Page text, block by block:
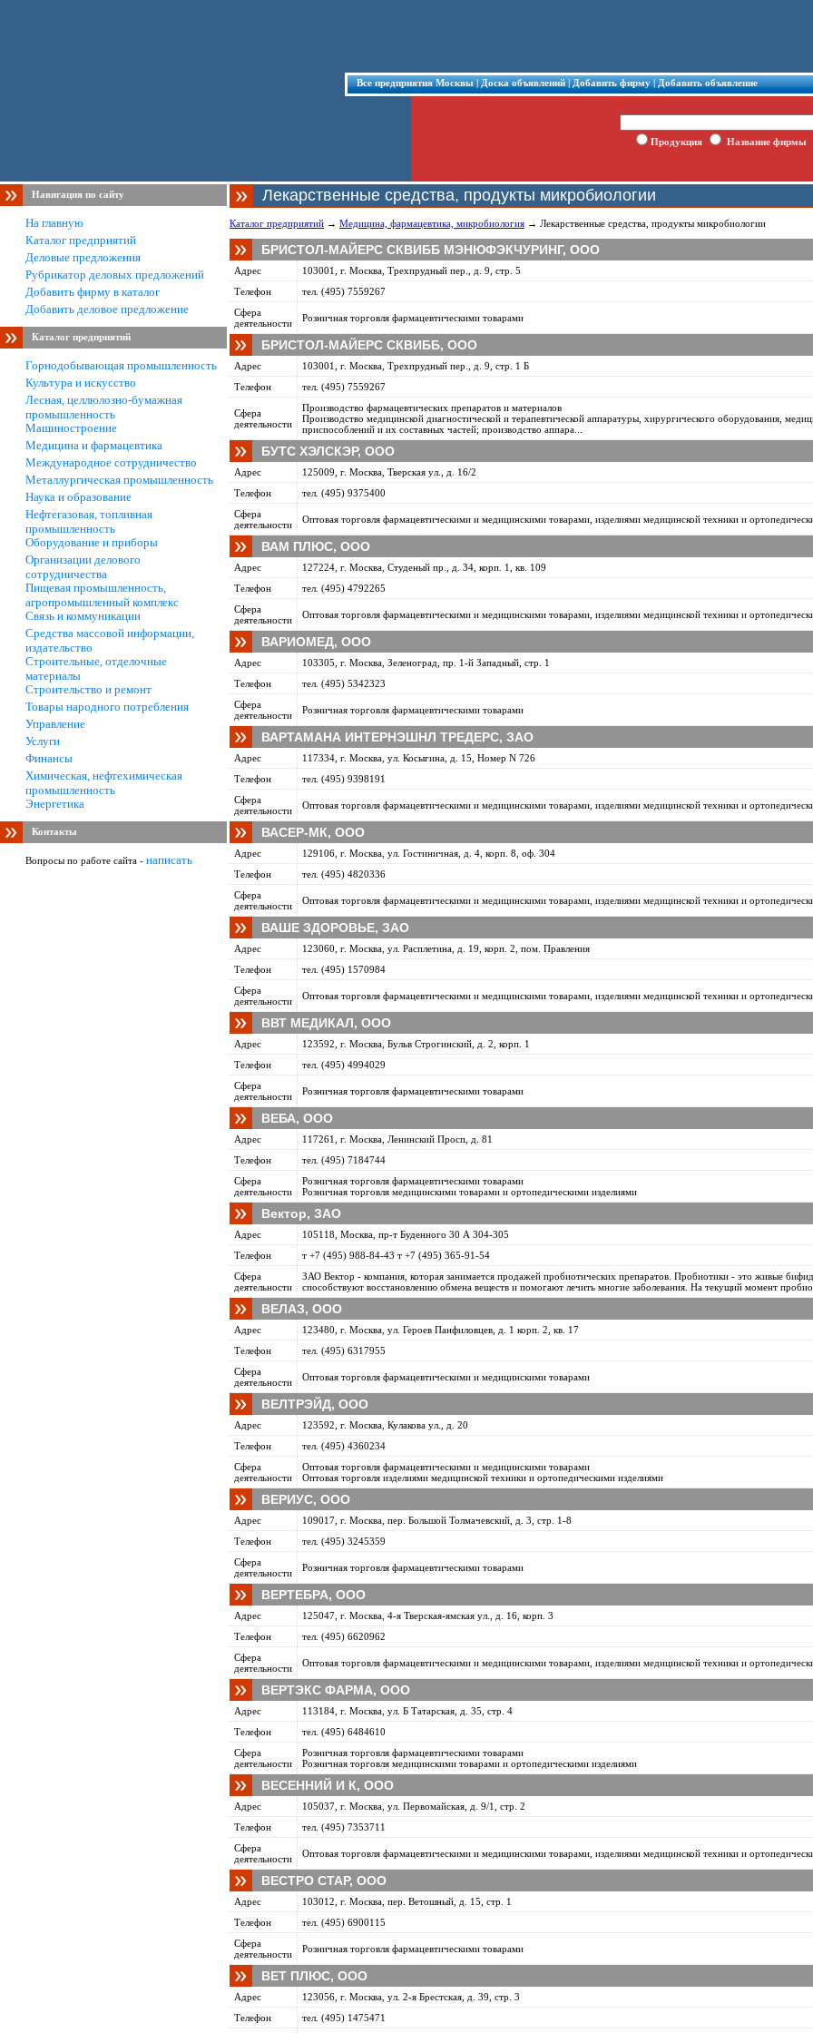
Все предприятия Москвы|Доска объявлений|Добавить фирму|Добавить объявление
Продукция Название фирмы
Навигация по сайту
На главную
Каталог предприятий
Деловые предложения
Рубрикатор деловых предложений
Добавить фирму в каталог
Добавить деловое предложение
Каталог предприятий
Горнодобывающая промышленность
Культура и искусство
Лесная, целлюлозно-бумажная
промышленность
Машиностроение
Медицина и фармацевтика
Международное сотрудничество
Металлургическая промышленность
Наука и образование
Нефтегазовая, топливная
промышленность
Оборудование и приборы
Организации делового
сотрудничества
Пищевая промышленность,
агропромышленный комплекс
Связь и коммуникации
Средства массовой информации,
издательство
Строительные, отделочные
материалы
Строительство и ремонт
Товары народного потребления
Управление
Услуги
Финансы
Химическая, нефтехимическая
промышленность
Энергетика
Контакты
Вопросы по работе сайта - написать
Лекарственные средства, продукты микробиологии
Каталог предприятий → Медицина, фармацевтика, микробиология → Лекарственные средства, продукты микробиологии
БРИСТОЛ-МАЙЕРС СКВИББ МЭНЮФЭКЧУРИНГ, ООО
Адрес
103001, г. Москва, Трехпрудный пер., д. 9, стр. 5
Телефон
тел. (495) 7559267
Сфера
деятельности
Розничная торговля фармацевтическими товарами
БРИСТОЛ-МАЙЕРС СКВИББ, ООО
Адрес
103001, г. Москва, Трехпрудный пер., д. 9, стр. 1 Б
Телефон
тел. (495) 7559267
Сфера
деятельности
Производство фармацевтических препаратов и материалов
Производство медицинской диагностической и терапевтической аппаратуры, хирургического оборудования,
приспособлений и их составных частей; производство аппара...
БУТС ХЭЛСКЭР, ООО
Адрес
125009, г. Москва, Тверская ул., д. 16/2
Телефон
тел. (495) 9375400
Сфера
деятельности
Оптовая торговля фармацевтическими и медицинскими товарами, изделиями медицинской техники и
ВАМ ПЛЮС, ООО
Адрес
127224, г. Москва, Студеный пр., д. 34, корп. 1, кв. 109
Телефон
тел. (495) 4792265
Сфера
деятельности
Оптовая торговля фармацевтическими и медицинскими товарами, изделиями медицинской техники и
ВАРИОМЕД, ООО
Адрес
103305, г. Москва, Зеленоград, пр. 1-й Западный, стр. 1
Телефон
тел. (495) 5342323
Сфера
деятельности
Розничная торговля фармацевтическими товарами
ВАРТАМАНА ИНТЕРНЭШНЛ ТРЕДЕРС, ЗАО
Адрес
117334, г. Москва, ул. Косыгина, д. 15, Номер N 726
Телефон
тел. (495) 9398191
Сфера
деятельности
Оптовая торговля фармацевтическими и медицинскими товарами, изделиями медицинской техники и
ВАСЕР-МК, ООО
Адрес
129106, г. Москва, ул. Гостиничная, д. 4, корп. 8, оф. 304
Телефон
тел. (495) 4820336
Сфера
деятельности
Оптовая торговля фармацевтическими и медицинскими товарами, изделиями медицинской техники и
ВАШЕ ЗДОРОВЬЕ, ЗАО
Адрес
123060, г. Москва, ул. Расплетина, д. 19, корп. 2, пом. Правления
Телефон
тел. (495) 1570984
Сфера
деятельности
Оптовая торговля фармацевтическими и медицинскими товарами, изделиями медицинской техники и
ВВТ МЕДИКАЛ, ООО
Адрес
123592, г. Москва, Бульв Строгинский, д. 2, корп. 1
Телефон
тел. (495) 4994029
Сфера
деятельности
Розничная торговля фармацевтическими товарами
ВЕБА, ООО
Адрес
117261, г. Москва, Ленинский Просп, д. 81
Телефон
тел. (495) 7184744
Сфера
деятельности
Розничная торговля фармацевтическими товарами
Розничная торговля медицинскими товарами и ортопедическими изделиями
Вектор, ЗАО
Адрес
105118, Москва, пр-т Буденного 30 А 304-305
Телефон
т +7 (495) 988-84-43 т +7 (495) 365-91-54
Сфера
деятельности
ЗАО Вектор - компания, которая занимается продажей пробиотических препаратов. Пробиотики - это живые
способствуют восстановлению обмена веществ и помогают лечить многие заболевания. На текущий момент
ВЕЛАЗ, ООО
Адрес
123480, г. Москва, ул. Героев Панфиловцев, д. 1 корп. 2, кв. 17
Телефон
тел. (495) 6317955
Сфера
деятельности
Оптовая торговля фармацевтическими и медицинскими товарами
ВЕЛТРЭЙД, ООО
Адрес
123592, г. Москва, Кулакова ул., д. 20
Телефон
тел. (495) 4360234
Сфера
деятельности
Оптовая торговля фармацевтическими и медицинскими товарами
Оптовая торговля изделиями медицинской техники и ортопедическими изделиями
ВЕРИУС, ООО
Адрес
109017, г. Москва, пер. Большой Толмачевский, д. 3, стр. 1-8
Телефон
тел. (495) 3245359
Сфера
деятельности
Розничная торговля фармацевтическими товарами
ВЕРТЕБРА, ООО
Адрес
125047, г. Москва, 4-я Тверская-ямская ул., д. 16, корп. 3
Телефон
тел. (495) 6620962
Сфера
деятельности
Оптовая торговля фармацевтическими и медицинскими товарами, изделиями медицинской техники и
ВЕРТЭКС ФАРМА, ООО
Адрес
113184, г. Москва, ул. Б Татарская, д. 35, стр. 4
Телефон
тел. (495) 6484610
Сфера
деятельности
Розничная торговля фармацевтическими товарами
Розничная торговля медицинскими товарами и ортопедическими изделиями
ВЕСЕННИЙ И К, ООО
Адрес
105037, г. Москва, ул. Первомайская, д. 9/1, стр. 2
Телефон
тел. (495) 7353711
Сфера
деятельности
Оптовая торговля фармацевтическими и медицинскими товарами, изделиями медицинской техники и
ВЕСТРО СТАР, ООО
Адрес
103012, г. Москва, пер. Ветошный, д. 15, стр. 1
Телефон
тел. (495) 6900115
Сфера
деятельности
Розничная торговля фармацевтическими товарами
ВЕТ ПЛЮС, ООО
Адрес
123056, г. Москва, ул. 2-я Брестская, д. 39, стр. 3
Телефон
тел. (495) 1475471